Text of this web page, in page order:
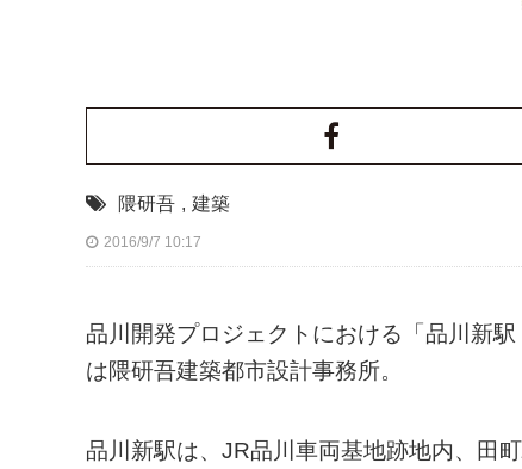
隈研吾 , 建築
2016/9/7 10:17
品川開発プロジェクトにおける「品川新
は隈研吾建築都市設計事務所。
品川新駅は、JR品川車両基地跡地内、田